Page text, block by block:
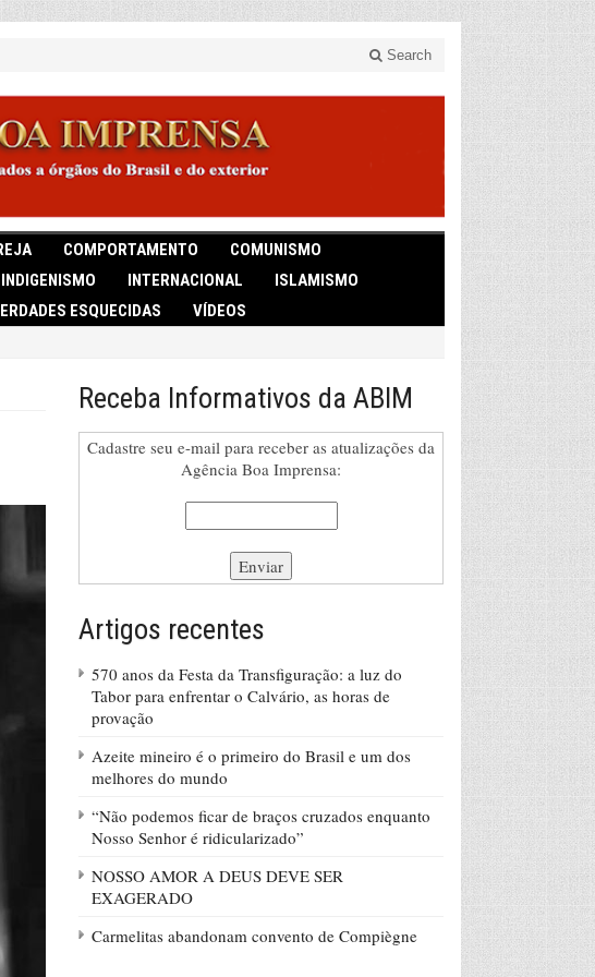
Search
COMPORTAMENTO
COMUNISMO
INDIGENISMO INTERNACIONAL
ISLAMISMO
ESQUECIDAS VÍDEOS
Receba Informativos da ABIM
Cadastre seu e-mail para receber as atualizações da
Agência Boa Imprensa:
Artigos recentes
570 anos da Festa da Transfiguração: a luz do
Tabor para enfrentar o Calvário, as horas de
provação
Azeite mineiro é o primeiro do Brasil e um dos
melhores do mundo
“Não podemos ficar de braços cruzados enquanto
Nosso Senhor é ridicularizado”
NOSSO AMOR A DEUS DEVE SER
EXAGERADO
Carmelitas abandonam convento de Compiègne